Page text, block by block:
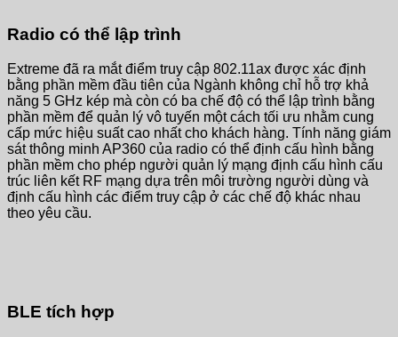
Radio có thể lập trình
Extreme đã ra mắt điểm truy cập 802.11ax được xác định
bằng phần mềm đầu tiên của Ngành không chỉ hỗ trợ khả
năng 5 GHz kép mà còn có ba chế độ có thể lập trình bằng
phần mềm để quản lý vô tuyến một cách tối ưu nhằm cung
cấp mức hiệu suất cao nhất cho khách hàng. Tính năng giám
sát thông minh AP360 của radio có thể định cấu hình bằng
phần mềm cho phép người quản lý mạng định cấu hình cấu
trúc liên kết RF mạng dựa trên môi trường người dùng và
định cấu hình các điểm truy cập ở các chế độ khác nhau
theo yêu cầu.
BLE tích hợp